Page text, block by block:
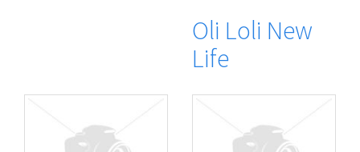
Oli Loli New
Life